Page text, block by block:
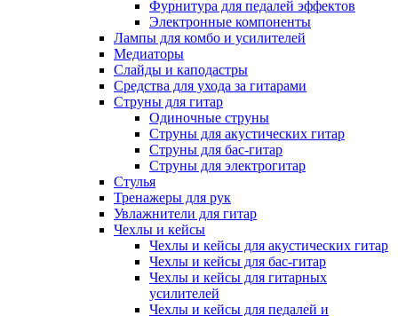
Фурнитура для педалей эффектов
Электронные компоненты
Лампы для комбо и усилителей
Медиаторы
Слайды и каподастры
Средства для ухода за гитарами
Струны для гитар
Одиночные струны
Струны для акустических гитар
Струны для бас-гитар
Струны для электрогитар
Стулья
Тренажеры для рук
Увлажнители для гитар
Чехлы и кейсы
Чехлы и кейсы для акустических гитар
Чехлы и кейсы для бас-гитар
Чехлы и кейсы для гитарных
усилителей
Чехлы и кейсы для педалей и